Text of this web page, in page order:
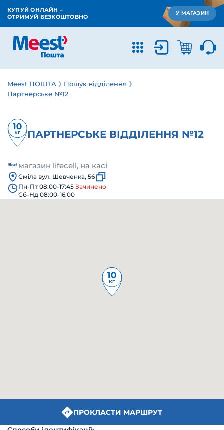
КУПУЙ ОНЛАЙН –
ОТРИМУЙ БЕЗКОШТОВНО
У МАГАЗИН
Meest ПОШТА
Пошук відділення
Партнерське №12
ПАРТНЕРСЬКЕ ВІДДІЛЕННЯ №12
магазин lifecell, на касі
Сміла вул. Шевченка, 56
Пн-Пт 08:00-17:45 Зачинено
Сб-Нд 08:00-16:00
ПРОКЛАСТИ МАРШРУТ